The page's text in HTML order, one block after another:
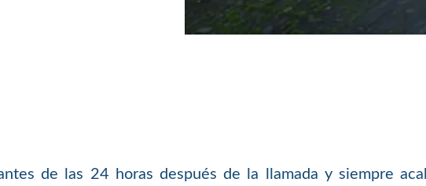
de las 24 horas después de la llamada y siempre